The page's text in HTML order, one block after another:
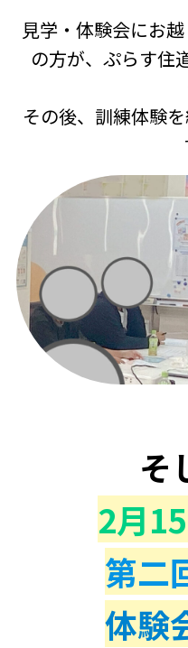
見学・体験会にお
の方が、ぷらす住
その後、訓練体験
そ
2月
第二
体験